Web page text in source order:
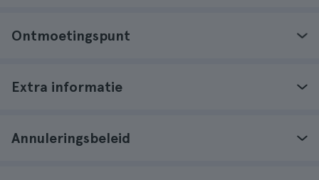
Ontmoetingspunt
Extra informatie
Annuleringsbeleid